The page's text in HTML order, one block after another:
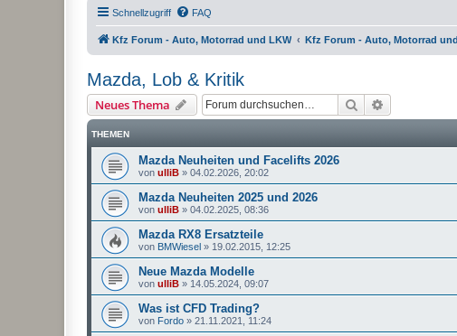
Schnellzugriff FAQ
Kfz Forum - Auto, Motorrad und LKW Kfz Forum - Auto, Motorrad
Mazda, Lob & Kritik
Neues Thema Suche
THEMEN
Mazda Neuheiten und Facelifts 2026
von ulliB » 04.02.2026, 20:02
Mazda Neuheiten 2025 und 2026
von ulliB » 04.02.2025, 08:36
Mazda RX8 Ersatzteile
von BMWiesel » 19.02.2015, 12:25
Neue Mazda Modelle
von ulliB » 14.05.2024, 09:07
Was ist CFD Trading?
von Fordo » 21.11.2021, 11:24